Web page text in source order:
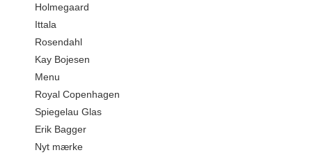
Holmegaard
Ittala
Rosendahl
Kay Bojesen
Menu
Royal Copenhagen
Spiegelau Glas
Erik Bagger
Nyt mærke